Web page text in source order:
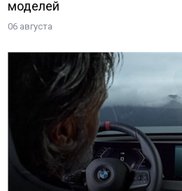
моделей
06 августа